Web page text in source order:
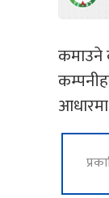
कमाउने